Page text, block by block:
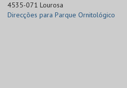
4535-071 Lourosa
Direcções para Parque Ornitológico